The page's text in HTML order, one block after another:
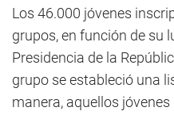
Los 46.000 jóvenes
grupos, en función de su
Presidencia de la
grupo se estableció una
manera, aquellos